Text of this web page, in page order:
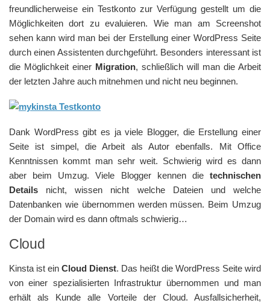
freundlicherweise ein Testkonto zur Verfügung gestellt um die
Möglichkeiten dort zu evaluieren. Wie man am Screenshot
sehen kann wird man bei der Erstellung einer WordPress Seite
durch einen Assistenten durchgeführt. Besonders interessant ist
die Möglichkeit einer Migration, schließlich will man die Arbeit
der letzten Jahre auch mitnehmen und nicht neu beginnen.
Dank WordPress gibt es ja viele Blogger, die Erstellung einer
Seite ist simpel, die Arbeit als Autor ebenfalls. Mit Office
Kenntnissen kommt man sehr weit. Schwierig wird es dann
aber beim Umzug. Viele Blogger kennen die technischen
Details nicht, wissen nicht welche Dateien und welche
Datenbanken wie übernommen werden müssen. Beim Umzug
der Domain wird es dann oftmals schwierig…
Cloud
Kinsta ist ein Cloud Dienst. Das heißt die WordPress Seite wird
von einer spezialisierten Infrastruktur übernommen und man
erhält als Kunde alle Vorteile der Cloud. Ausfallsicherheit,